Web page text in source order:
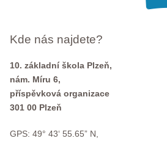
Kde nás najdete?
10. základní škola Plzeň,
nám. Míru 6,
příspěvková organizace
301 00 Plzeň
GPS: 49° 43‘ 55.65” N,